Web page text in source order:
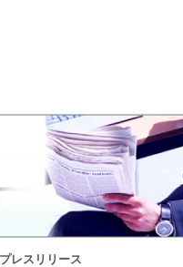
レスリリース